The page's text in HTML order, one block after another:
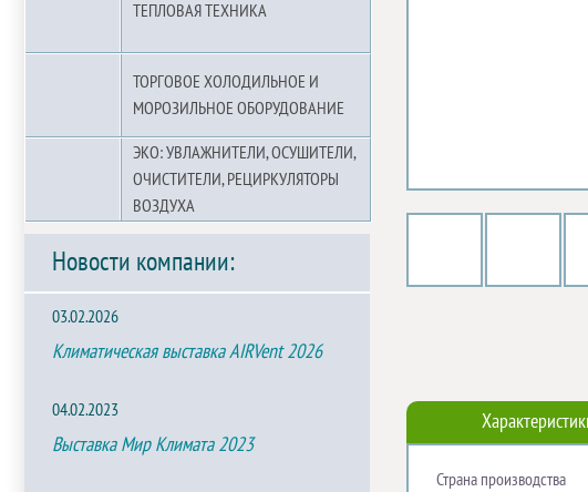
ТЕПЛОВАЯ ТЕХНИКА
ТОРГОВОЕ ХОЛОДИЛЬНОЕ И
МОРОЗИЛЬНОЕ ОБОРУДОВАНИЕ
ЭКО: УВЛАЖНИТЕЛИ, ОСУШИТЕЛИ,
ОЧИСТИТЕЛИ, РЕЦИРКУЛЯТОРЫ
ВОЗДУХА
Новости компании:
03.02.2026
Климатическая выставка AIRVent 2026
04.02.2023
Выставка Мир Климата 2023
Страна производства